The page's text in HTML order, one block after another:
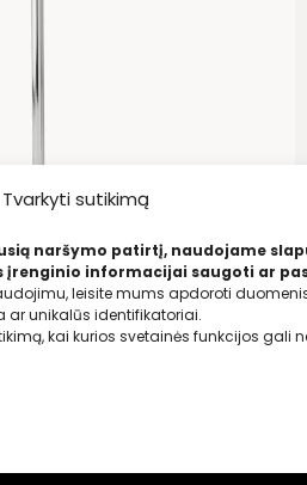
Tvarkyti sutikimą
naršymo patirtį, naudojame
įrenginio informacijai saugoti ar
leisite mums apdoroti
ar unikalūs identifikatoriai.
kai kurios svetainės funkcijos gali